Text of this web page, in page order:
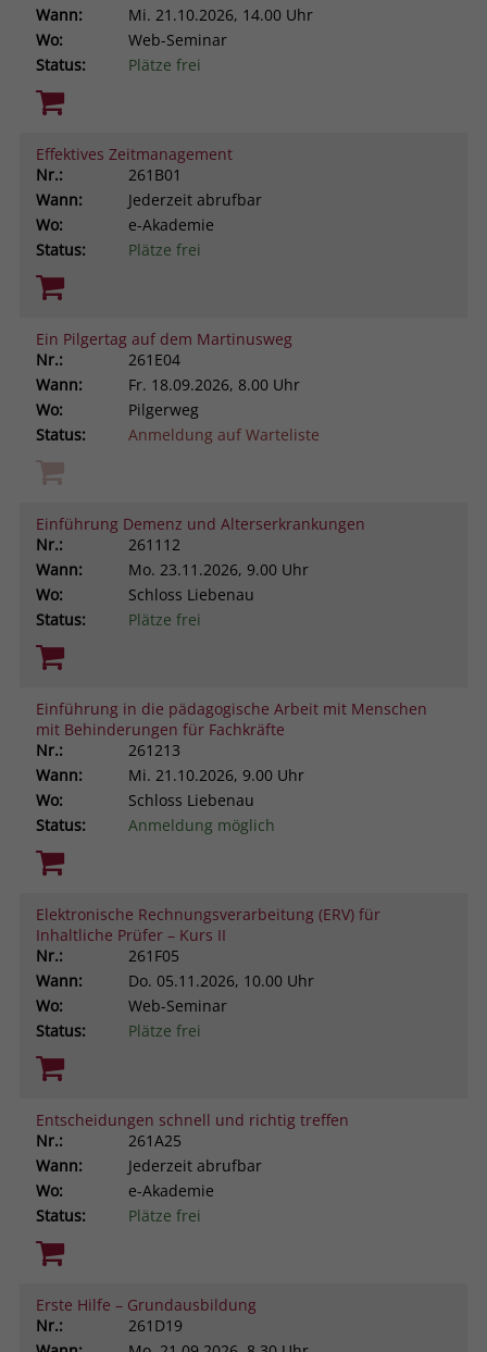
Wann: Mi. 21.10.2026, 14.00 Uhr
Wo:
Web-Seminar
Status:
Plätze frei
Effektives Zeitmanagement
Nr.:
261B01
Wann:
Jederzeit abrufbar
Wo:
e-Akademie
Status:
Plätze frei
Ein Pilgertag auf dem Martinusweg
Nr.:
261E04
Wann:
Fr. 18.09.2026, 8.00 Uhr
Wo:
Pilgerweg
Status:
Anmeldung auf Warteliste
Einführung Demenz und Alterserkrankungen
Nr.:
261112
Wann:
Mo. 23.11.2026, 9.00 Uhr
Wo:
Schloss Liebenau
Status:
Plätze frei
Einführung in die pädagogische Arbeit mit Menschen
mit Behinderungen für Fachkräfte
Nr.:
261213
Wann:
Mi. 21.10.2026, 9.00 Uhr
Wo:
Schloss Liebenau
Status:
Anmeldung möglich
Elektronische Rechnungsverarbeitung (ERV) für
Inhaltliche Prüfer – Kurs II
Nr.:
261F05
Wann:
Do. 05.11.2026, 10.00 Uhr
Wo:
Web-Seminar
Status:
Plätze frei
Entscheidungen schnell und richtig treffen
Nr.:
261A25
Wann:
Jederzeit abrufbar
Wo:
e-Akademie
Status:
Plätze frei
Erste Hilfe – Grundausbildung
Nr.:
261D19